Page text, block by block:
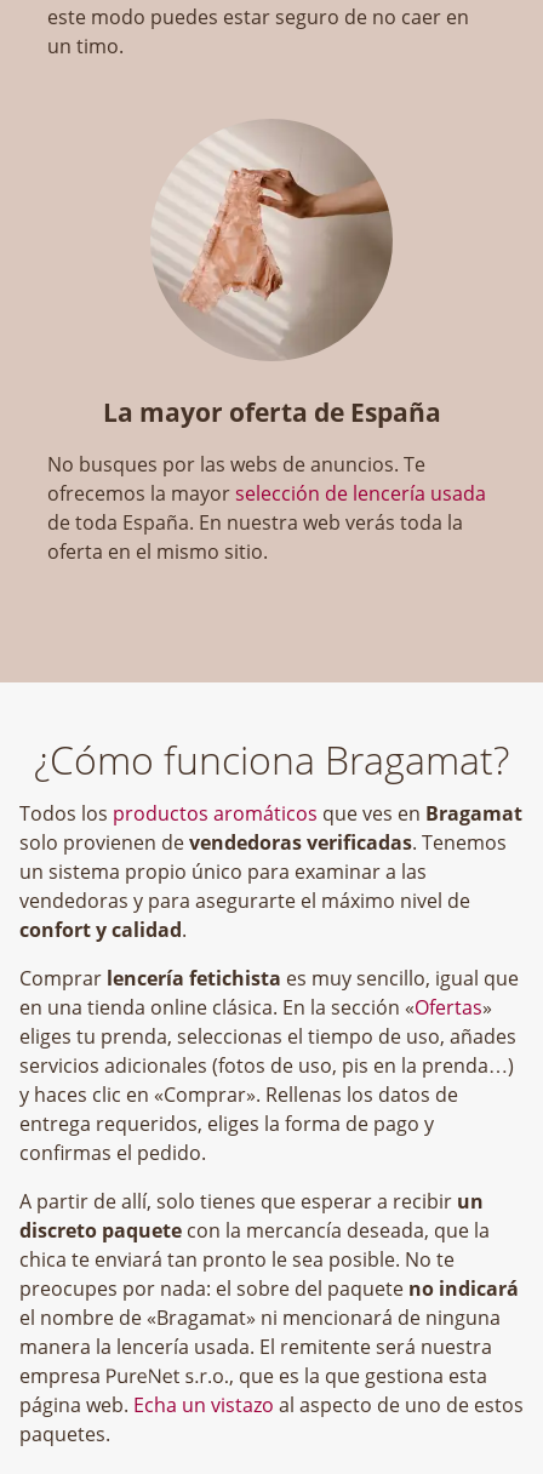
este modo puedes estar seguro de no caer en
un timo.
La mayor oferta de España
No busques por las webs de anuncios. Te
ofrecemos la mayorselección de lencería usada
de toda España. En nuestra web verás toda la
oferta en el mismo sitio.
¿Cómo funciona Bragamat?
Todos los productos aromáticos que ves en Bragamat
solo provienen devendedoras verificadas. Tenemos
un sistema propio único para examinar a las
vendedoras y para asegurarte el máximo nivel de
confort y calidad.
Comprar lencería fetichista es muy sencillo, igual que
en una tienda online clásica. En la sección «Ofertas»
eliges tu prenda, seleccionas el tiempo de uso, añades
servicios adicionales (fotos de uso, pis en la prenda…)
y haces clic en «Comprar». Rellenas los datos de
entrega requeridos, eliges la forma de pago y
confirmas el pedido.
A partir de allí, solo tienes que esperar a recibir un
discreto paquete con la mercancía deseada, que la
chica te enviará tan pronto le sea posible. No te
preocupes por nada: el sobre del paquete no indicará
el nombre de «Bragamat» ni mencionará de ninguna
manera la lencería usada. El remitente será nuestra
empresa
, que es la que gestiona esta
página web. Echa un vistazo al aspecto de uno de estos
paquetes.